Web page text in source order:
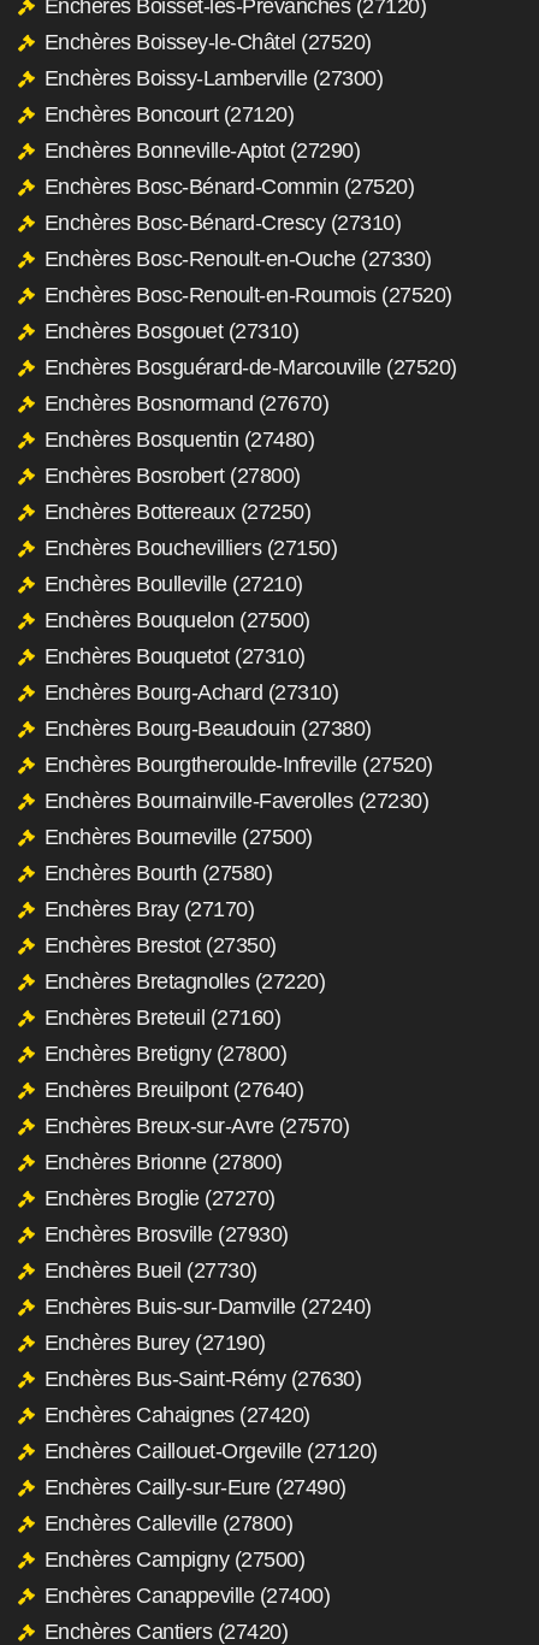
Enchères Boisset-les-Prévanches (27120)
Enchères Boissey-le-Châtel (27520)
Enchères Boissy-Lamberville (27300)
Enchères Boncourt (27120)
Enchères Bonneville-Aptot (27290)
Enchères Bosc-Bénard-Commin (27520)
Enchères Bosc-Bénard-Crescy (27310)
Enchères Bosc-Renoult-en-Ouche (27330)
Enchères Bosc-Renoult-en-Roumois (27520)
Enchères Bosgouet (27310)
Enchères Bosguérard-de-Marcouville (27520)
Enchères Bosnormand (27670)
Enchères Bosquentin (27480)
Enchères Bosrobert (27800)
Enchères Bottereaux (27250)
Enchères Bouchevilliers (27150)
Enchères Boulleville (27210)
Enchères Bouquelon (27500)
Enchères Bouquetot (27310)
Enchères Bourg-Achard (27310)
Enchères Bourg-Beaudouin (27380)
Enchères Bourgtheroulde-Infreville (27520)
Enchères Bournainville-Faverolles (27230)
Enchères Bourneville (27500)
Enchères Bourth (27580)
Enchères Bray (27170)
Enchères Brestot (27350)
Enchères Bretagnolles (27220)
Enchères Breteuil (27160)
Enchères Bretigny (27800)
Enchères Breuilpont (27640)
Enchères Breux-sur-Avre (27570)
Enchères Brionne (27800)
Enchères Broglie (27270)
Enchères Brosville (27930)
Enchères Bueil (27730)
Enchères Buis-sur-Damville (27240)
Enchères Burey (27190)
Enchères Bus-Saint-Rémy (27630)
Enchères Cahaignes (27420)
Enchères Caillouet-Orgeville (27120)
Enchères Cailly-sur-Eure (27490)
Enchères Calleville (27800)
Enchères Campigny (27500)
Enchères Canappeville (27400)
Enchères Cantiers (27420)